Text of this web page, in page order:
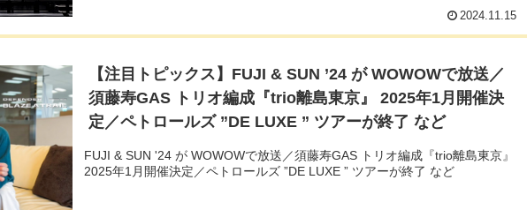
2024.11.15
【注目トピックス】FUJI & SUN ’24 が WOWOWで放送／
須藤寿GAS トリオ編成『trio離島東京』 2025年1月開催決
定／ペトロールズ ”DE LUXE ” ツアーが終了 など
FUJI & SUN '24 が WOWOWで放送／須藤寿GAS トリオ編成『trio離島東京』
2025年1月開催決定／ペトロールズ ”DE LUXE ” ツアーが終了 など